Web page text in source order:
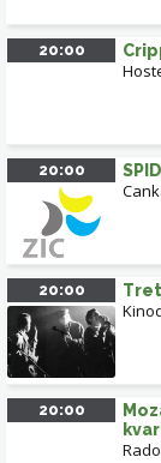
20:00
20:00
20:00
20:00